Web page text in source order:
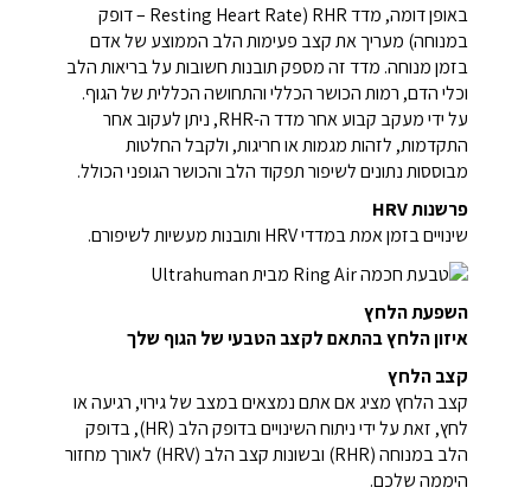
באופן דומה, מדד RHR (Resting Heart Rate – דופק
במנוחה) מעריך את קצב פעימות הלב הממוצע של אדם
בזמן מנוחה. מדד זה מספק תובנות חשובות על בריאות הלב
וכלי הדם, רמות הכושר הכללי והתחושה הכללית של הגוף.
על ידי מעקב קבוע אחר מדד ה-RHR, ניתן לעקוב אחר
התקדמות, לזהות מגמות או חריגות, ולקבל החלטות
מבוססות נתונים לשיפור תפקוד הלב והכושר הגופני הכולל.
פרשנות HRV
שינויים בזמן אמת במדדי HRV ותובנות מעשיות לשיפורם.
השפעת הלחץ
איזון הלחץ בהתאם לקצב הטבעי של הגוף שלך
קצב הלחץ
קצב הלחץ מציג אם אתם נמצאים במצב של גירוי, רגיעה או
לחץ, זאת על ידי ניתוח השינויים בדופק הלב (HR), בדופק
הלב במנוחה (RHR) ובשונות קצב הלב (HRV) לאורך מחזור
היממה שלכם.